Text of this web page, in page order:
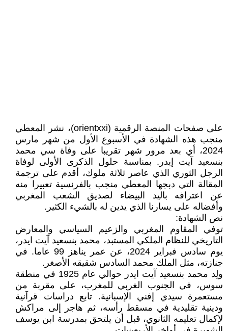
على صفحات المنصة الرقمية (orientxxi)، نشر المعطي
منجب هذه الشهادة في الأسبوع الأول من شهر مارس
2024، أي بعد مرور شهر تقريبا على وفاة سي محمد
بنسعيد آيت إيدر. بمناسبة حلول الذكرى الأولى لوفاة
الرجل الثوري الذي عاصر ثلاثة ملوك، أقدم على ترجمة
المقالة التي دبجها المعطي منجب بالفرنسية تعبيرا منه
عن اعترافه باليد البيضاء لصديق الشعب المغربي
وأفضاله على يسارنا الذي يدين له بالشيء الكثير.
نص الشهادة:
توفي المقاوم المغربي والزعيم السياسي والمعارض
التاريخي للنظام الملكي المستبد، محمد بنسعيد آيت ايدر،
يوم سادس فبراير 2024، عن عمر يناهز 99 عاما. في
جنازته، مثل الملك محمد السادس شقيقه الأصغر.
ولِد محمد بنسعيد آيت ايدر حوالي عام 1925 في منطقة
سوس، في الجنوب الغربي للمغرب، على مقربة من
مستعمرة سيدي إفني الإسبانية. تابع دراسات قرآنية
ودينية تقليدية في مسقط رأسه، ثم هاجر إلى مراكش
لإكمال تعليمه الثانوي، قبل أن يلتحق بمدرسة ابن يوسف